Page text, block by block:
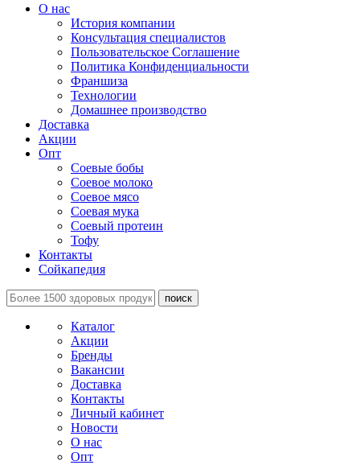
О нас
История компании
Консультация специалистов
Пользовательское Соглашение
Политика Конфиденциальности
Франшиза
Технологии
Домашнее производство
Доставка
Акции
Опт
Соевые бобы
Соевое молоко
Соевое мясо
Соевая мука
Соевый протеин
Тофу
Контакты
Сойкапедия
поиск
Каталог
Акции
Бренды
Вакансии
Доставка
Контакты
Личный кабинет
Новости
О нас
Опт